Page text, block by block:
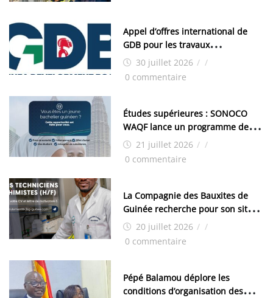
Appel d’offres international de
GDB pour les travaux
d’aménagement de la zone
industrielle de FANDJE (PAZIF)
30 juillet 2026 / /
0 commentaire
Études supérieures : SONOCO
WAQF lance un programme de
bourses pour la Malaisie
21 juillet 2026 / /
0 commentaire
La Compagnie des Bauxites de
Guinée recherche pour son site
de Kamsar des techniciens
chimistes (H/F)
20 juillet 2026 / /
0 commentaire
Pépé Balamou déplore les
conditions d’organisation des